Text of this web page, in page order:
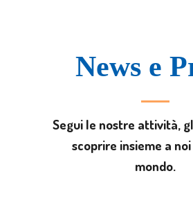
News e
Segui le nostre attività,
scoprire insieme a
mondo.